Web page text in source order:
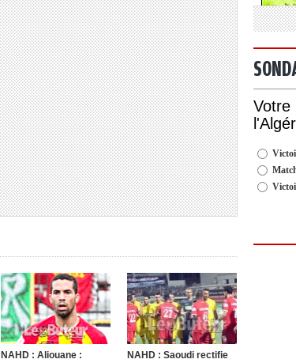
NAHD : Aliouane :
NAHD : Saoudi rectifie
Votre